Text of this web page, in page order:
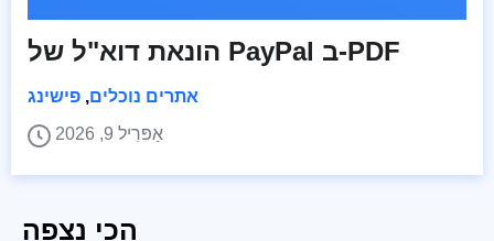
הונאת דוא"ל של PayPal ב-PDF
אתרים נוכלים, פישינג
אַפּרִיל 9, 2026
הכי נצפה